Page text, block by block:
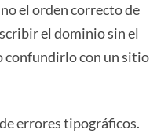
el orden correcto de
el dominio sin el
confundirlo con un sitio
errores tipográficos.